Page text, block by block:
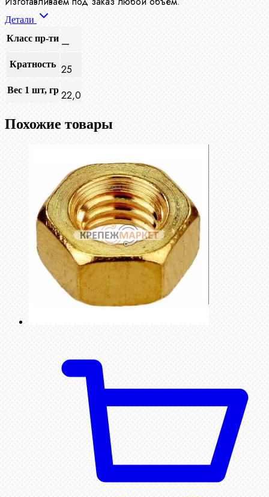
Детали
Класс пр-ти —
Кратность 25
Вес 1 шт, гр 22,0
Похожие товары